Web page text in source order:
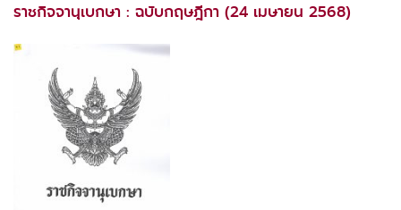
ราชกิจจานุเบกษา : ฉบับกฤษฎีกา (24 เมษายน 2568)